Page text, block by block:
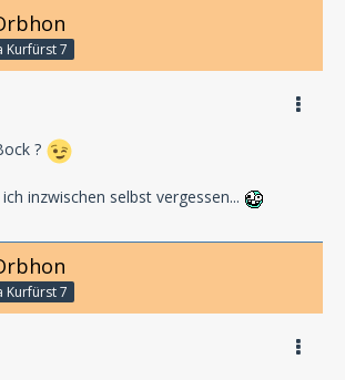
Kurfürst 7
?
inzwischen selbst vergessen...
Kurfürst 7